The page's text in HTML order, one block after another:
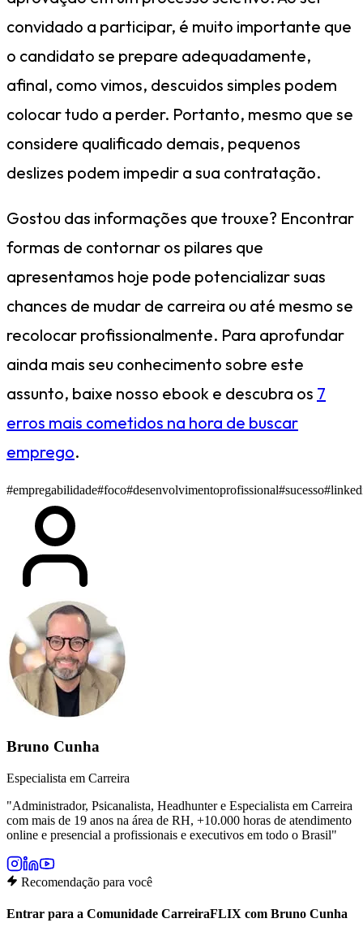
convidado a participar, é muito importante que
o candidato se prepare adequadamente,
afinal, como vimos, descuidos simples podem
colocar tudo a perder. Portanto, mesmo que se
considere qualificado demais, pequenos
deslizes podem impedir a sua contratação.
Gostou das informações que trouxe? Encontrar
formas de contornar os pilares que
apresentamos hoje pode potencializar suas
chances de mudar de carreira ou até mesmo se
recolocar profissionalmente. Para aprofundar
ainda mais seu conhecimento sobre este
assunto, baixe nosso ebook e descubra os 7
erros mais cometidos na hora de buscar
emprego.
#empregabilidade#foco#desenvolvimentoprofissional#sucesso
Bruno Cunha
Especialista em Carreira
"Administrador, Psicanalista, Headhunter e Especialista em Carreira
com mais de 19 anos na área de RH, +10.000 horas de atendimento
online e presencial a profissionais e executivos em todo o Brasil"
Recomendação para você
Entrar para a Comunidade CarreiraFLIX com Bruno Cunha